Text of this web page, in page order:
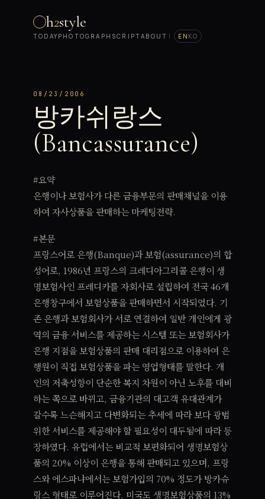
h2style
TODAY PHOTOGRAPH SCRIPTABOUT | EN KO
08/23/2006
방카쉬랑스
(Bancassurance)
#요약
은행이나 보험사가 다른 금융부문의 판매채널을 이용
하여 자사상품을 판매하는 마케팅전략.
#본문
프랑스어로 은행(Banque)과 보험(assurance)의 합
성어로, 1986년 프랑스의 크레디아그리콜 은행이 생
명보험사인 프레디카를 자회사로 설립하여 전국 46개
은행창구에서 보험상품을 판매하면서 시작되었다. 기
존 은행과 보험회사가 서로 연결하여 일반 개인에게 광
역의 금융 서비스를 제공하는 시스템 또는 보험회사가
은행 지점을 보험상품의 판매 대리점으로 이용하여 은
행원이 직접 보험상품을 파는 영업형태를 말한다. 개
인의 저축성향이 단순한 복지 차원이 아닌 노후를 대비
하는 쪽으로 바뀌고, 금융기관의 대고객 유대관계가
갈수록 느슨해지고 다변화되는 추세에 따라 보다 광범
위한 서비스를 제공해야 할 필요성이 대두됨에 따라 등
장하였다. 유럽에서는 비교적 보편화되어 생명보험상
품의 20% 이상이 은행을 통해 판매되고 있으며, 프랑
스와 에스파냐에서는 보험가입의 70% 정도가 방카슈
랑스 형태로 이루어진다. 미국도 생명보험상품의 13%